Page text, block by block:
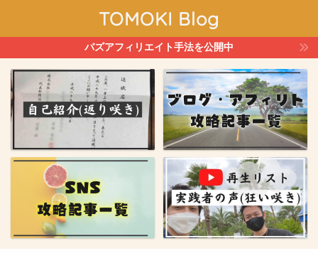
TOMOKI Blog
バズアフィリエイト手法を公開中